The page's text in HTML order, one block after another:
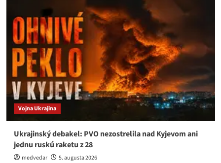
Čong-
un
rozmiestňuje
raketovú
jednotku
v
Rusku.
Vojna Ukrajina
Ukrajinský debakel: PVO nezostrelila nad Kyjevom ani
jednu ruskú raketu z 28
medvedar
5. augusta 2026